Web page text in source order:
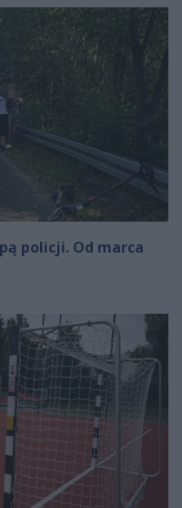
policji. Od marca